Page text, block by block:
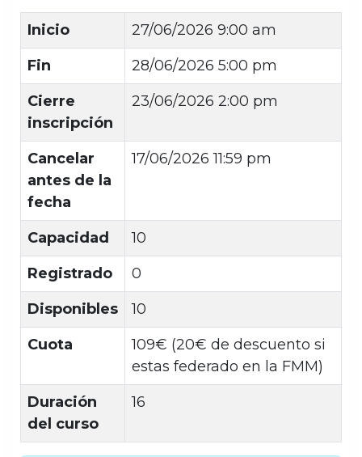
Inicio
27/06/2026 9:00 am
Fin
28/06/2026 5:00 pm
Cierre
inscripción
23/06/2026 2:00 pm
Cancelar
antes de la
fecha
17/06/2026 11:59 pm
Capacidad
10
Registrado
0
Disponibles
10
Cuota
109€ (20€ de descuento si
estas federado en la FMM)
Duración
del curso
16